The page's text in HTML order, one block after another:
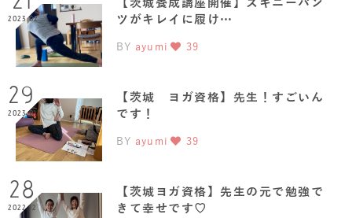
2023.02
ツがキレイに履け…
BY ayumi 39
29
2023.01
【茨城 ヨガ資格】先生！すごいん
です！
BY ayumi 39
28
2022.12
【茨城ヨガ資格】先生の元で勉強で
きて幸せです♡